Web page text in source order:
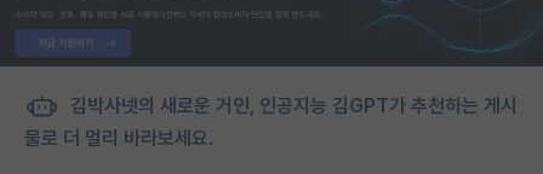
김박사넷의 새로운 거인, 인공지능 김GPT가 추천하는 게시
물로 더 멀리 바라보세요.